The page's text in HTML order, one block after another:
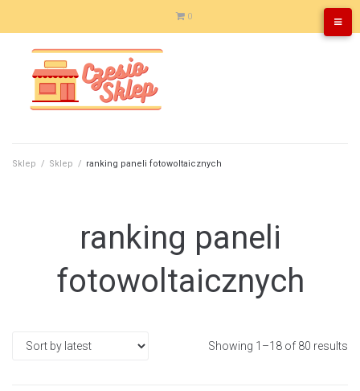
0
Sklep / Sklep / ranking paneli fotowoltaicznych
ranking paneli
fotowoltaicznych
Showing 1–18 of 80 results